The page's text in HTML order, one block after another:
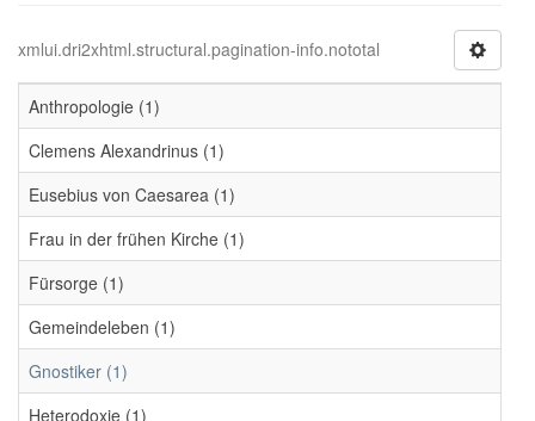
xmlui.dri2xhtml.structural.pagination-info.nototal
Anthropologie (1)
Clemens Alexandrinus (1)
Eusebius von Caesarea (1)
Frau in der frühen Kirche (1)
Fürsorge (1)
Gemeindeleben (1)
Gnostiker (1)
Heterodoxie (1)